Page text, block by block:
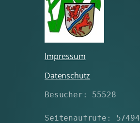
Impressum
Datenschutz
Besucher: 55528
Seitenaufrufe: 57494